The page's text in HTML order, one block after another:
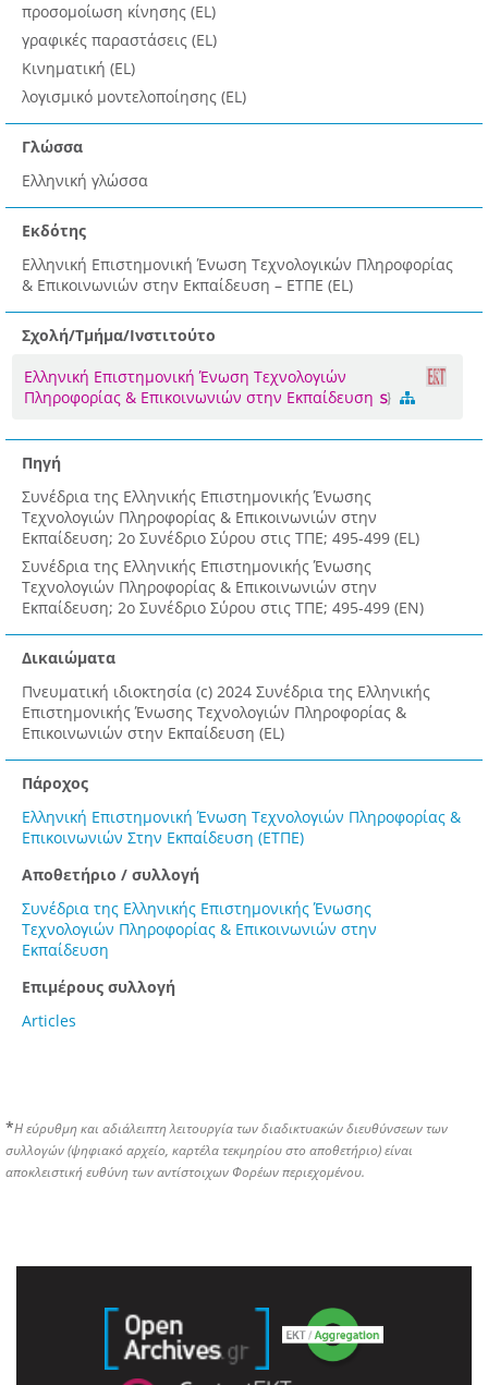
προσομοίωση κίνησης (EL)
γραφικές παραστάσεις (EL)
Κινηματική (EL)
λογισμικό μοντελοποίησης (EL)
Γλώσσα
Ελληνική γλώσσα
Εκδότης
Ελληνική Επιστημονική Ένωση Τεχνολογικών Πληροφορίας
& Επικοινωνιών στην Εκπαίδευση – ΕΤΠΕ (EL)
Σχολή/Τμήμα/Ινστιτούτο
Ελληνική Επιστημονική Ένωση Τεχνολογιών
Πληροφορίας & Επικοινωνιών στην Εκπαίδευση
Πηγή
Συνέδρια της Ελληνικής Επιστημονικής Ένωσης
Τεχνολογιών Πληροφορίας & Επικοινωνιών στην
Εκπαίδευση; 2ο Συνέδριο Σύρου στις ΤΠΕ; 495-499 (EL)
Συνέδρια της Ελληνικής Επιστημονικής Ένωσης
Τεχνολογιών Πληροφορίας & Επικοινωνιών στην
Εκπαίδευση; 2ο Συνέδριο Σύρου στις ΤΠΕ; 495-499 (EN)
Δικαιώματα
Πνευματική ιδιοκτησία (c) 2024 Συνέδρια της Ελληνικής
Επιστημονικής Ένωσης Τεχνολογιών Πληροφορίας &
Επικοινωνιών στην Εκπαίδευση (EL)
Πάροχος
Ελληνική Επιστημονική Ένωση Τεχνολογιών Πληροφορίας &
Επικοινωνιών Στην Εκπαίδευση (ΕΤΠΕ)
Αποθετήριο / συλλογή
Συνέδρια της Ελληνικής Επιστημονικής Ένωσης
Τεχνολογιών Πληροφορίας & Επικοινωνιών στην
Εκπαίδευση
Επιμέρους συλλογή
Articles
*Η εύρυθμη και αδιάλειπτη λειτουργία των διαδικτυακών διευθύνσεων των
συλλογών (ψηφιακό αρχείο, καρτέλα τεκμηρίου στο αποθετήριο) είναι
αποκλειστική ευθύνη των αντίστοιχων Φορέων περιεχομένου.